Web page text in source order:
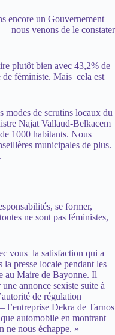
un Gouvernement
nous venons de le constater
plutôt bien avec 43,2% de
de féministe. Mais cela est
modes de scrutins locaux du
Najat Vallaud-Belkacem
1000 habitants. Nous
municipales de plus.
se former,
ne sont pas féministes,
vous la satisfaction qui a
la presse locale pendant les
au Maire de Bayonne. Il
annonce sexiste suite à
de régulation
l’entreprise Dekra de Tarnos
automobile en montrant
ne nous échappe. »